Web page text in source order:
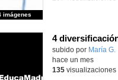
imágenes
Contenido educativo.
subido por María G.
hace un mes
135visualizaciones